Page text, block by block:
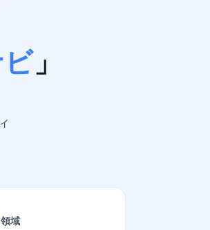
」
領域